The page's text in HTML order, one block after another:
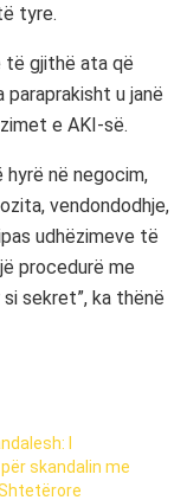
tyre.
të gjithë ata që
u janë
e AKI-së.
në negocim,
vendondodhje,
udhëzimeve të
procedurë me
sekret”, ka thënë
I
skandalin me